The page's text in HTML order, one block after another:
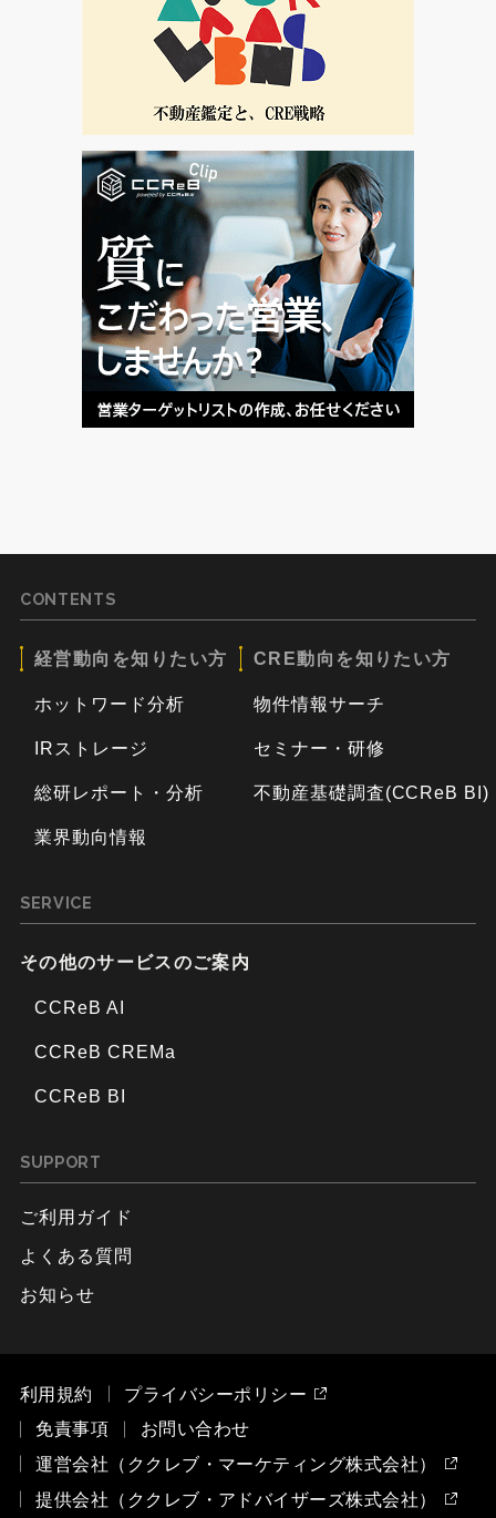
CONTENTS
経営動向を知りたい方
ホットワード分析
IRストレージ
総研レポート・分析
業界動向情報
CRE動向を知りたい方
物件情報サーチ
セミナー・研修
不動産基礎調査(CCReB BI)
SERVICE
その他のサービスのご案内
CCReB AI
CCReB CREMa
CCReB BI
SUPPORT
ご利用ガイド
よくある質問
お知らせ
利用規約
プライバシーポリシー
免責事項
お問い合わせ
運営会社（ククレブ・マーケティング株式会社）
提供会社（ククレブ・アドバイザーズ株式会社）